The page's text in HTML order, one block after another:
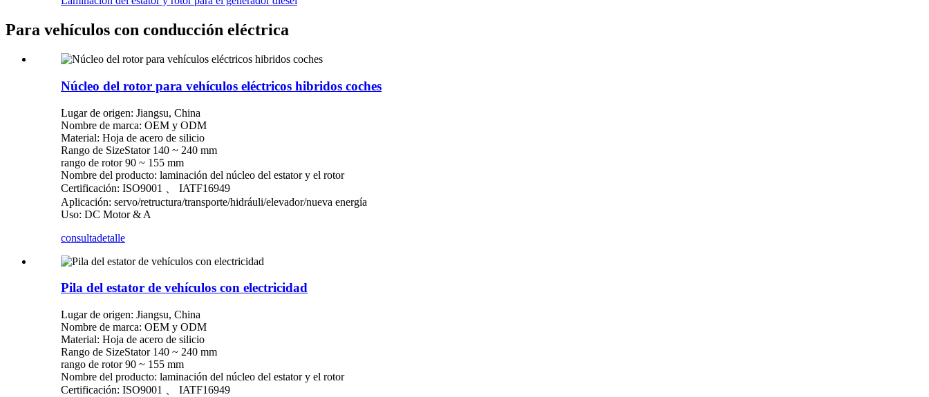
Para vehículos con conducción eléctrica
Núcleo del rotor para vehículos eléctricos hibridos coches
Lugar de origen: Jiangsu, China
Nombre de marca: OEM y ODM
Material: Hoja de acero de silicio
Rango de SizeStator 140 ~ 240 mm
rango de rotor 90 ~ 155 mm
Nombre del producto: laminación del núcleo del estator y el rotor
Certificación: ISO9001 、 IATF16949
Aplicación: servo/retructura/transporte/hidráuli/elevador/nueva energía
Uso: DC Motor & A
consultadetalle
Pila del estator de vehículos con electricidad
Lugar de origen: Jiangsu, China
Nombre de marca: OEM y ODM
Material: Hoja de acero de silicio
Rango de SizeStator 140 ~ 240 mm
rango de rotor 90 ~ 155 mm
Nombre del producto: laminación del núcleo del estator y el rotor
Certificación: ISO9001 、 IATF16949